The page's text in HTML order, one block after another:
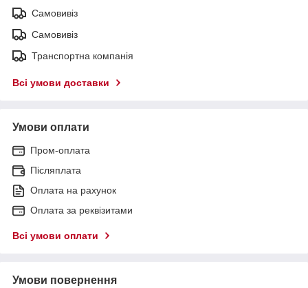
Самовивіз
Самовивіз
Транспортна компанія
Всі умови доставки
Умови оплати
Пром-оплата
Післяплата
Оплата на рахунок
Оплата за реквізитами
Всі умови оплати
Умови повернення